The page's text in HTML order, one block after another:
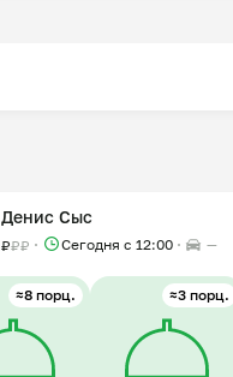
≈3 порц.
Денис Сыс
₽₽₽ Сегодня с 12:00 —
≈8 порц. ≈3 порц.